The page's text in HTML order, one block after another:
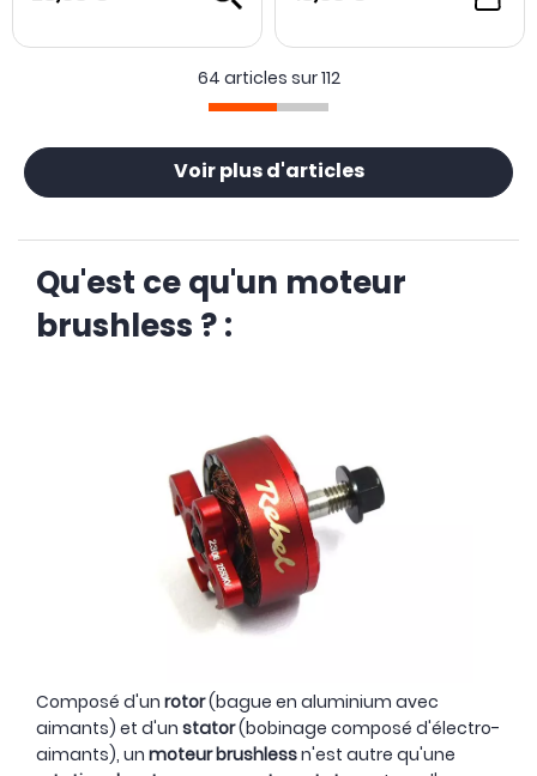
64 articles sur112
Voir plus d'articles
Qu'est ce qu'un moteur
brushless ? :
Composé d'un rotor(bague en aluminium avec
aimants) et d'un stator(bobinage composé d'électro-
aimants), un moteur brushlessn'est autre qu'une